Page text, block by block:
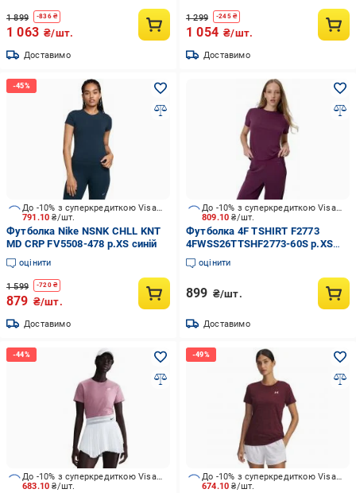
1 899 -836₴
1 063 ₴/шт.
Доставимо
1 299 -245₴
1 054 ₴/шт.
Доставимо
791.10₴/шт.
До -10% з суперкредиткою Visa Вигода
Футболка Nike NSNK CHLL KNT
MD CRP FV5508-478 р.XS синій
оцінити
1 599 -720₴
879 ₴/шт.
Доставимо
809.10₴/шт.
До -10% з суперкредиткою Visa Вигода
Футболка 4F TSHIRT F2773
4FWSS26TTSHF2773-60S р.XS
бордовий
оцінити
899 ₴/шт.
Доставимо
683.10₴/шт.
До -10% з суперкредиткою Visa Вигода
674.10₴/шт.
До -10% з суперкредиткою Visa Вигода